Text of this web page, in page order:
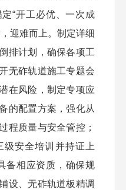
“开工必优、一次成
迎难而上。制定详细
排计划，确保各项工
无砟轨道施工专题会
在风险 ，制定专项应
的配置方案，强化从
程质量与安全管控 ；
级安全培训并持证上
备相应资质，确保规
设、无砟轨道板精调